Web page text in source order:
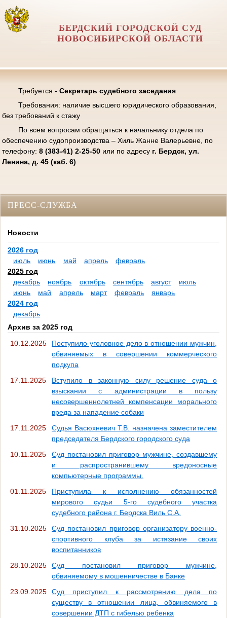
БЕРДСКИЙ ГОРОДСКОЙ СУД
НОВОСИБИРСКОЙ ОБЛАСТИ
Требуется - Секретарь судебного заседания
Требования: наличие высшего юридического образования,
без требований к стажу
По всем вопросам обращаться к начальнику отдела по
обеспечению судопроизводства – Хиль Жанне Валерьевне, по
телефону: 8 (383-41) 2-25-50или по адресу г. Бердск, ул.
Ленина, д. 45 (каб. 6)
ПРЕСС-СЛУЖБА
Новости
2026 год
июль
июнь май апрель
февраль
2025 год
декабрь
ноябрь октябрь сентябрь август
июль
июнь
май апрель март февраль
январь
2024 год
декабрь
Архив за 2025 год
10.12.2025
Поступило уголовное дело в отношении мужчин,
обвиняемых в совершении коммерческого
подкупа
17.11.2025
Вступило в законную силу решение суда о
взыскании с администрации в пользу
несовершеннолетней компенсации морального
вреда за нападение собаки
17.11.2025
Судья Васюхневич Т.В. назначена заместителем
председателя Бердского городского суда
10.11.2025
Суд постановил приговор мужчине, создавшему
и распространившему вредоносные
компьютерные программы.
01.11.2025
Приступила к исполнению обязанностей
мирового судьи 5-го судебного участка
судебного района г. Бердска Виль С.А.
31.10.2025
Суд постановил приговор организатору военно-
спортивного клуба за истязание своих
воспитанников
28.10.2025
Суд постановил приговор мужчине,
обвиняемому в мошенничестве в Банке
23.09.2025
Суд приступил к рассмотрению дела по
существу в отношении лица, обвиняемого в
совершении ДТП с гибелью ребенка